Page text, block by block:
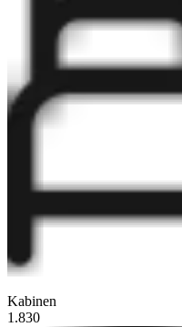
Kabinen
1.830